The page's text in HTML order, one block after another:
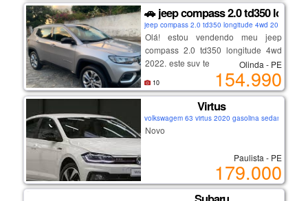
🚗 jeep compass 2.0 td350
jeep compass 2.0 td350 longitude 4wd 2022
Olá! estou vendendo meu jeep
compass 2.0 td350 longitude 4wd
2022. este suv tem sido uma alegria
para dirigir e estou triste em deixá-lo
ir, mas estou confiante de que ele
fará o próximo proprietário tão feliz
quanto me fez.
veículo está em estado de novo,
como se estivesse saindo da
concessionária. e a melhor parte?
ele ainda está na garantia de
Olinda - PE
154.990
10
Virtus
volkswagem 63 virtus 2020 gasolina sedan
Novo
Paulista - PE
179.000